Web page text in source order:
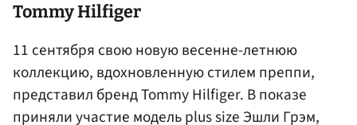
Tommy Hilfiger
11 сентября свою новую весенне-летнюю
коллекцию, вдохновленную стилем преппи,
представил бренд Tommy Hilfiger. В показе
приняли участие модель plus size Эшли Грэм,